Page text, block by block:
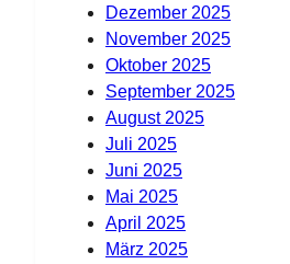
Dezember 2025
November 2025
Oktober 2025
September 2025
August 2025
Juli 2025
Juni 2025
Mai 2025
April 2025
März 2025